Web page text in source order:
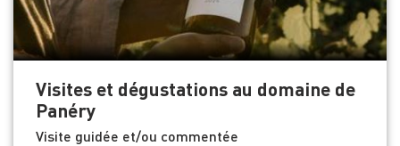
Visites et dégustations au domaine de
Panéry
Visite guidée et/ou commentée